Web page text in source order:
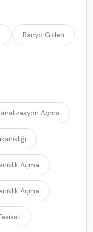
Banyo Gideri
Açma
Açma
Açma